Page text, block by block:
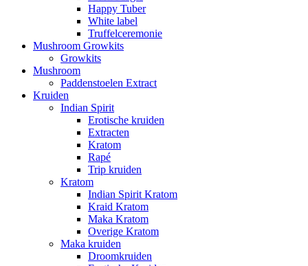
Happy Tuber
White label
Truffelceremonie
Mushroom Growkits
Growkits
Mushroom
Paddenstoelen Extract
Kruiden
Indian Spirit
Erotische kruiden
Extracten
Kratom
Rapé
Trip kruiden
Kratom
Indian Spirit Kratom
Kraid Kratom
Maka Kratom
Overige Kratom
Maka kruiden
Droomkruiden